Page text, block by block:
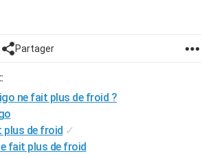
Partager
ne fait plus de froid ?
de froid ✓
fait plus de froid